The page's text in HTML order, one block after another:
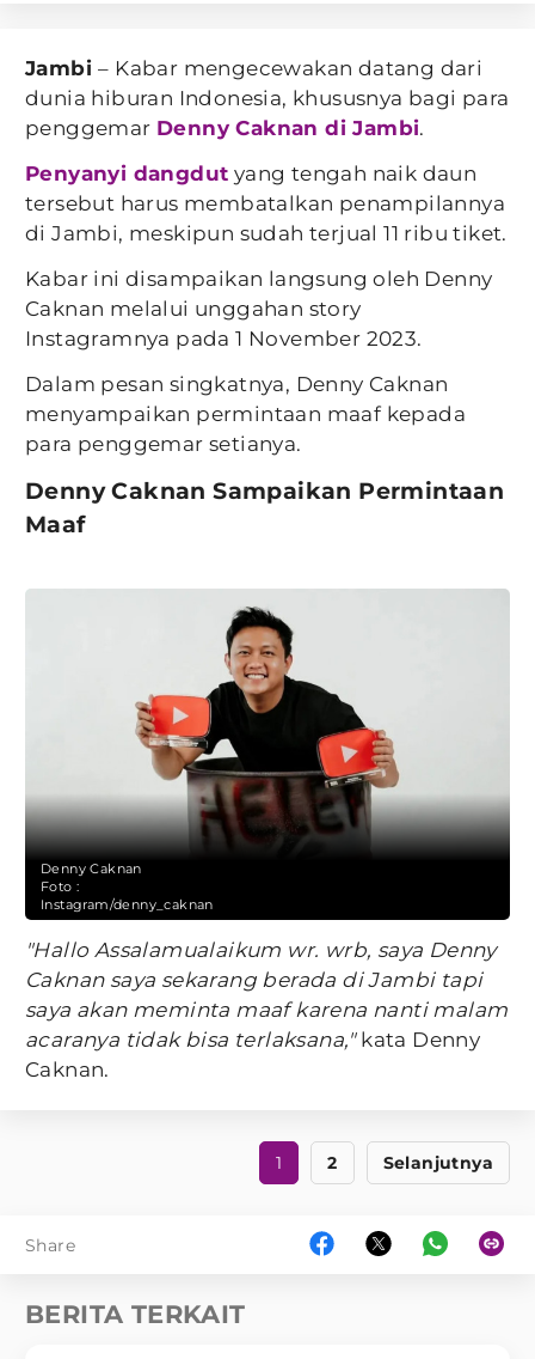
Jambi– Kabar mengecewakan datang dari
dunia hiburan Indonesia, khususnya bagi para
penggemar Denny Caknan di Jambi.
Penyanyi dangdut yang tengah naik daun
tersebut harus membatalkan penampilannya
di Jambi, meskipun sudah terjual 11 ribu tiket.
Kabar ini disampaikan langsung oleh Denny
Caknan melalui unggahan story
Instagramnya pada 1 November 2023.
Dalam pesan singkatnya, Denny Caknan
menyampaikan permintaan maaf kepada
para penggemar setianya.
Denny Caknan Sampaikan Permintaan
Maaf
Denny Caknan
Foto :
Instagram/denny_caknan
"Hallo Assalamualaikum wr. wrb, saya Denny
Caknan saya sekarang berada di Jambi tapi
saya akan meminta maaf karena nanti malam
acaranya tidak bisa terlaksana,"kata Denny
Caknan.
1 2 Selanjutnya
Share
BERITA TERKAIT